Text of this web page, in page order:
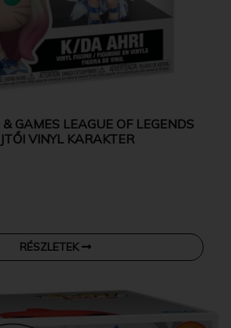
GAMES LEAGUE OF LEGENDS
VINYL KARAKTER
RÉSZLETEK